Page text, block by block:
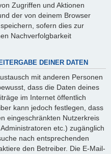
Zugriffen und Aktionen
der von deinem Browser
sofern dies zur
Nachverfolgbarkeit
DEINER DATEN
mit anderen Personen
dass die Daten deines
im Internet öffentlich
kann jedoch festlegen, dass
eingeschränkten Nutzerkreis
etc.) zugänglich
nach entsprechenden
den Betreiber. Die E-Mail-